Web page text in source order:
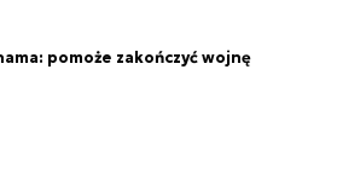
pomoże zakończyć wojnę